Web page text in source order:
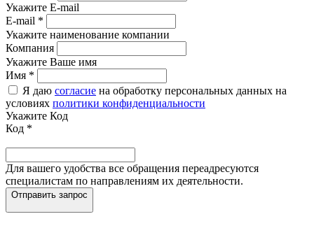
Укажите E-mail
E-mail *
Укажите наименование компании
Компания
Укажите Ваше имя
Имя *
Я даю согласие на обработку персональных данных на
условиях политики конфиденциальности
Укажите Код
Код *
Для вашего удобства все обращения переадресуются
специалистам по направлениям их деятельности.
Отправить запрос